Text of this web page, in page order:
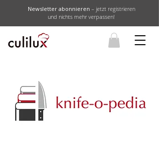
Newsletter abonnieren – jetzt registrieren
und nichts mehr verpassen!